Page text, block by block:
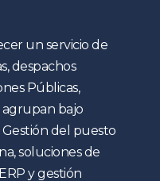
un servicio de
despachos
Públicas,
bajo
del puesto
soluciones de
y gestión